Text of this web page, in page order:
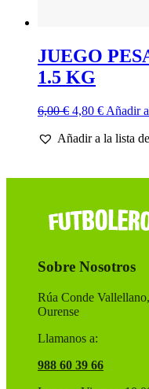
JUEGO
1.5 KG
6,00€ El
original
4,80 €El
actual
Añadir
Añadir a la lista
Sobre Nosotros
Rúa Conde
Ourense
Llamanos a:
988 60 39 66